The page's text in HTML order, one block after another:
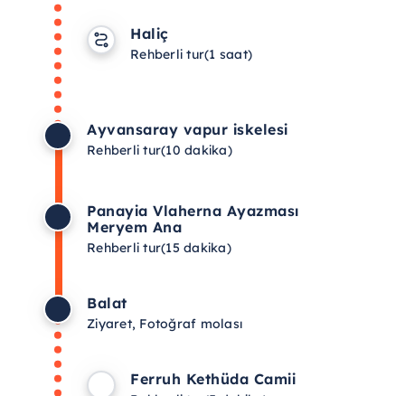
Haliç
Rehberli tur(1 saat)
Ayvansaray vapur iskelesi
Rehberli tur(10 dakika)
Panayia Vlaherna Ayazması
Meryem Ana
Rehberli tur(15 dakika)
Balat
Ziyaret, Fotoğraf molası
Ferruh Kethüda Camii